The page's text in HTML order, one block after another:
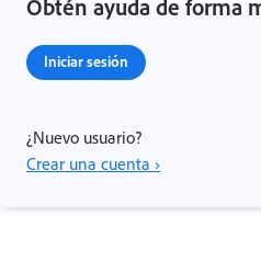
Obtén ayuda de forma
Iniciar sesión
¿Nuevo usuario?
Crear una cuenta ›